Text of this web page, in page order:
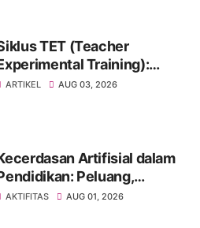
TET (Teacher
Training):
Pembelajaran
ARTIKEL AUG 03, 2026
Artifisial dalam
Peluang,
dan Strategi
AKTIFITAS AUG 01, 2026